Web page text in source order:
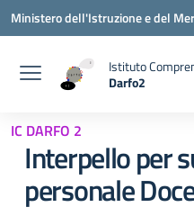
Vai ai contenuti
Vai al menu di navigazione
Vai al footer
Ministero dell'Istruzione e del
Istituto
Darfo2
IC DARFO 2
Interpello per
personale